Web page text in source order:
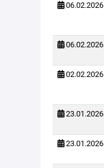
06.02.2026
06.02.2026
02.02.2026
23.01.2026
23.01.2026